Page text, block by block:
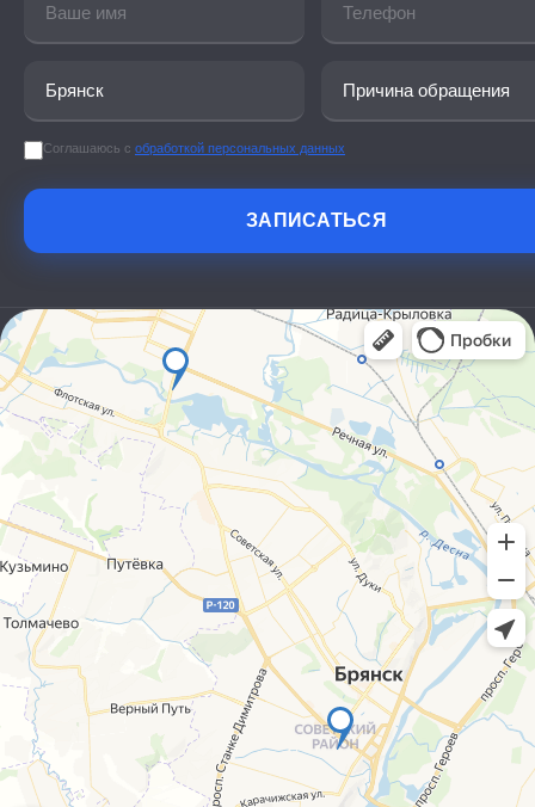
Соглашаюсь с обработкой персональных данных
ЗАПИСАТЬСЯ